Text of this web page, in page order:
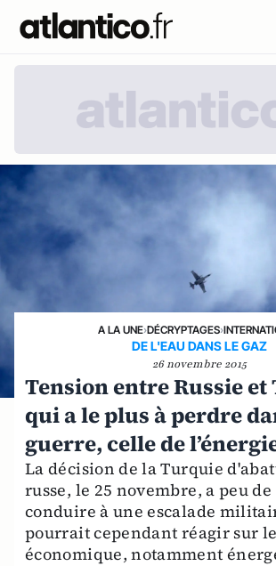
A LA UNE›DÉCRYPTAGES›
DE L'EAU DANS LE GAZ
26 novembre 2015
Tension entre Russie et
qui a le plus à perdre
guerre, celle de
La décision de la Turquie
russe, le 25 novembre, a peu
conduire à une escalade
pourrait cependant réagir sur
économique, notamment